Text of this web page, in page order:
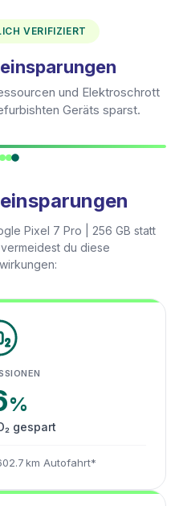
VERIFIZIERT
und Elektroschrott
Geräts sparst.
Pixel 7 Pro | 256 GB statt
du diese
%
gespart
km Autofahrt*